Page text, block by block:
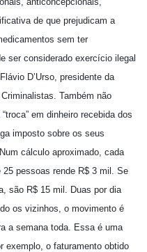
de que prejudicam a
sem ter
ser considerado exercício ilegal
D’Urso, presidente da
Também não
em dinheiro recebida dos
imposto sobre os seus
cálculo aproximado, cada
pessoas rende R$ 3 mil. Se
são R$ 15 mil. Duas por dia
os vizinhos, o movimento é
a semana toda. Essa é uma
exemplo, o faturamento obtido